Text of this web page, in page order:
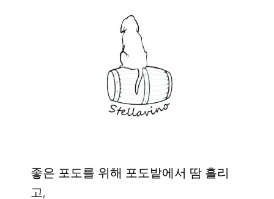
좋은 포도를 위해 포도밭에서 땀 흘리
고,